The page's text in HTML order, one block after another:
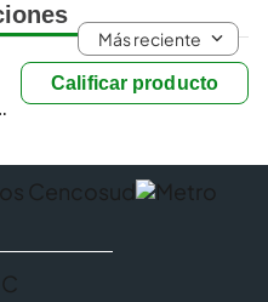
Calificar producto
Más reciente